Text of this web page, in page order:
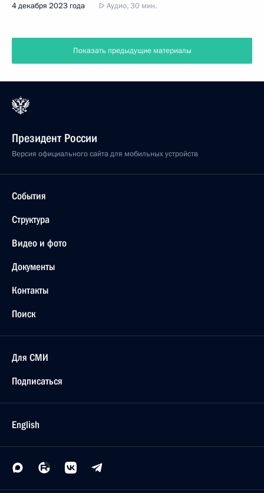
4 декабря 2023 года Аудио, 30 мин.
Показать предыдущие материалы
Президент России
Версия официального сайта для мобильных устройств
События
Структура
Видео и фото
Документы
Контакты
Поиск
Для СМИ
Подписаться
English